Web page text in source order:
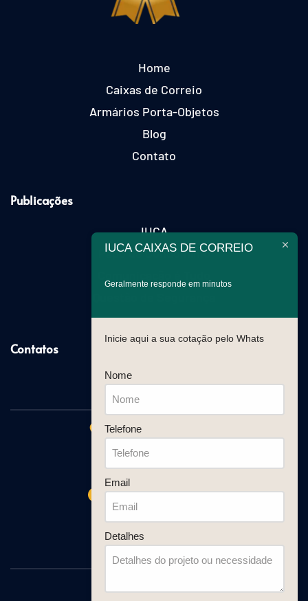
Home
Caixas de Correio
Armários Porta-Objetos
Blog
Contato
Publicações
IUCA
Papo de Condomínio
Contatos
(11) 2021-2199
R. Bahia, 1245 - Sala 10
Centro, Avaré - SP
CEP: 18700-110
Segunda a Quinta:
08:00 às 11:30 e 13:00 às 18:00
Sexta:
08:00 às 11:30 e 13:00 às 17:00
IUCA CAIXAS DE CORREIO
Geralmente responde em minutos
Inicie aqui a sua cotação pelo Whats
Nome
Telefone
Email
Detalhes